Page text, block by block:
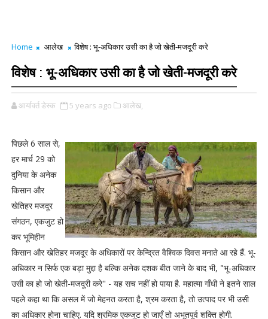
Home आलेख विशेष : भू-अधिकार उसी का है जो खेती-मजदूरी करे
विशेष : भू-अधिकार उसी का है जो खेती-मजदूरी करे
आर्यावर्त डेस्क 5 years ago आलेख,
पिछले 6 साल से,
हर मार्च 29 को
दुनिया के अनेक
किसान और
खेतिहर मजदूर
संगठन, एकजुट हो
कर भूमिहीन
किसान और खेतिहर मजदूर के अधिकारों पर केन्द्रित वैश्विक दिवस मनाते आ रहे हैं. भू-
अधिकार न सिर्फ एक बड़ा मुद्दा है बल्कि अनेक दशक बीत जाने के बाद भी, "भू-अधिकार
उसी का हो जो खेती-मजदूरी करे" - यह सच नहीं हो पाया है. महात्मा गाँधी ने इतने साल
पहले कहा था कि असल में जो मेहनत करता है, श्रम करता है, तो उत्पाद पर भी उसी
का अधिकार होना चाहिए. यदि श्रमिक एकजुट हो जाएँ तो अभूतपूर्व शक्ति होगी.